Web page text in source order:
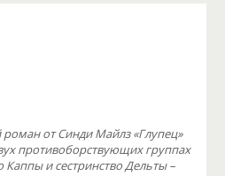
от Синди Майлз «Глупец»
противоборствующих группах
и сестринство Дельты –